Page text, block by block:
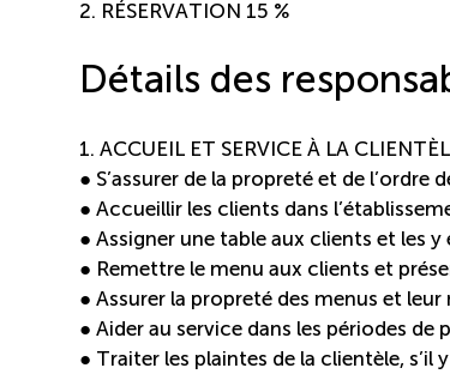
2. RÉSERVATION 15 %
Détails des
1. ACCUEIL ET SERVICE À LA
● S’assurer de la propreté et de l’ordre
● Accueillir les clients dans
● Assigner une table aux clients et les
● Remettre le menu aux clients et
● Assurer la propreté des menus et leur
● Aider au service dans les périodes de
● Traiter les plaintes de la clientèle, s’il